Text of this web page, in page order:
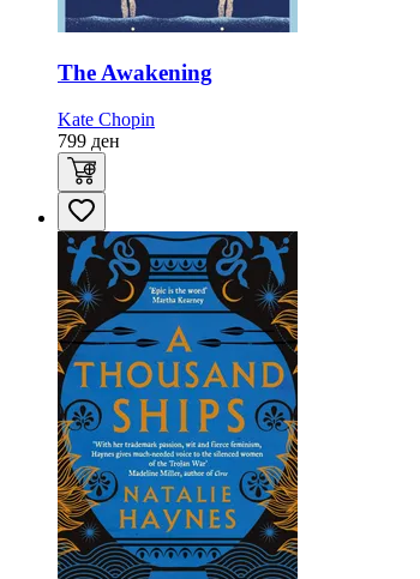
The Awakening
Kate Chopin
799 ден